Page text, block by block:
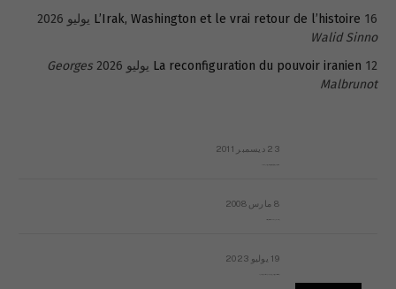
L’Irak, Washington et le vrai retour de l’histoire 16 يوليو 2026
Walid Sinno
La reconfiguration du pouvoir iranien 12 يوليو 2026
Georges
Malbrunot
23 ديسمبر 2011
8 مارس 2008
19 يوليو 2023